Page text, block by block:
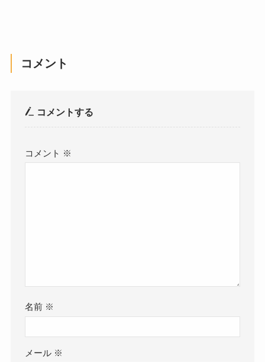
コメント
コメントする
コメント ※
名前 ※
メール ※